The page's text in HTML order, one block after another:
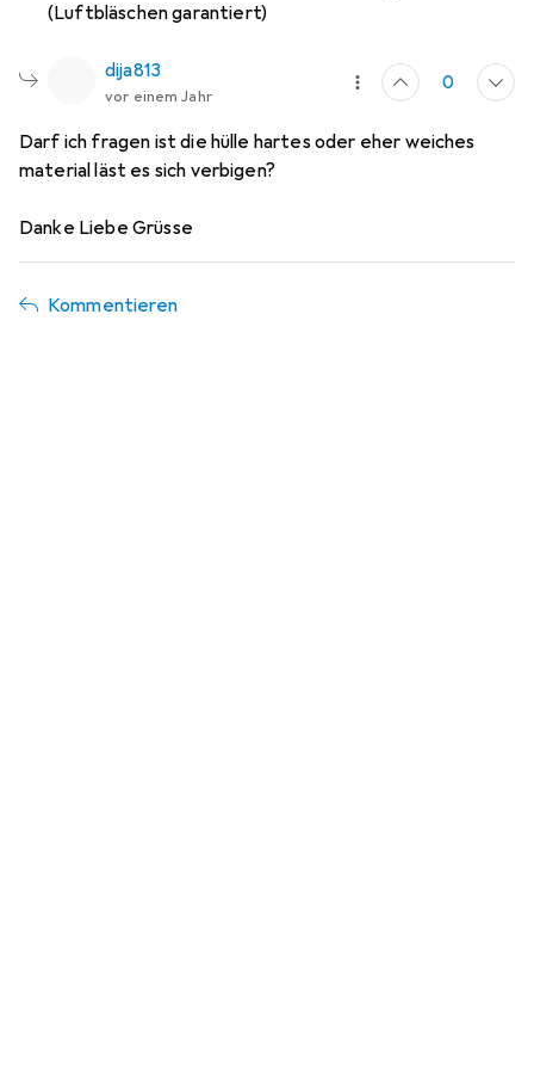
(Luftbläschen garantiert)
dija813
vor einem Jahr
0
Darf ich fragen ist die hülle hartes oder eher weiches
material läst es sich verbigen?
Danke Liebe Grüsse
Kommentieren